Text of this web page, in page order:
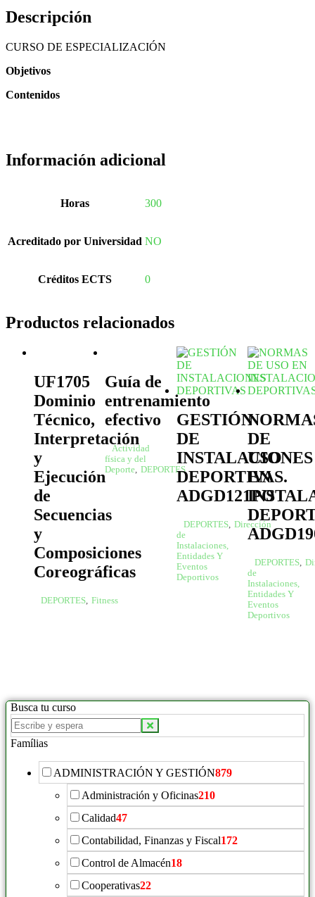
Descripción
CURSO DE ESPECIALIZACIÓN
Objetivos
Contenidos
Información adicional
Horas 300
Acreditado por Universidad NO
Créditos ECTS 0
Productos relacionados
UF1705
Dominio
Técnico,
Interpretación
y
Ejecución
de
Secuencias
y
Composiciones
Coreográficas
DEPORTES, Fitness
Guía de
entrenamiento
efectivo
Actividad
física y del
Deporte, DEPORTES
GESTIÓN
DE
INSTALACIONES
DEPORTIVAS.
ADGD121PO
DEPORTES, Dirección
de
Instalaciones,
Entidades Y
Eventos
Deportivos
DE
USO
EN
DEPORTES,
de
Instalaciones,
Entidades Y
Eventos
Deportivos
Busca tu curso
Famílias
ADMINISTRACIÓN Y GESTIÓN879
Administración y Oficinas210
Calidad47
Contabilidad, Finanzas y Fiscal172
Control de Almacén18
Cooperativas22